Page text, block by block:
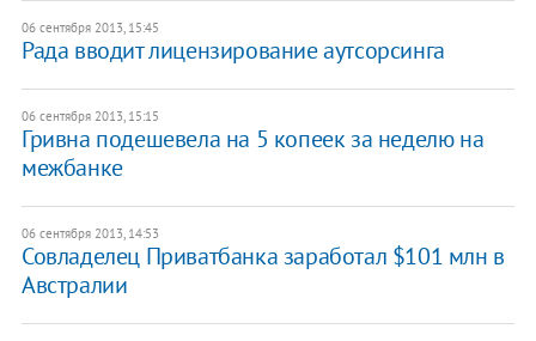
06 сентября 2013, 15:45
Рада вводит лицензирование аутсорсинга
06 сентября 2013, 15:15
Гривна подешевела на 5 копеек за неделю на
межбанке
06 сентября 2013, 14:53
Совладелец Приватбанка заработал $101 млн в
Австралии